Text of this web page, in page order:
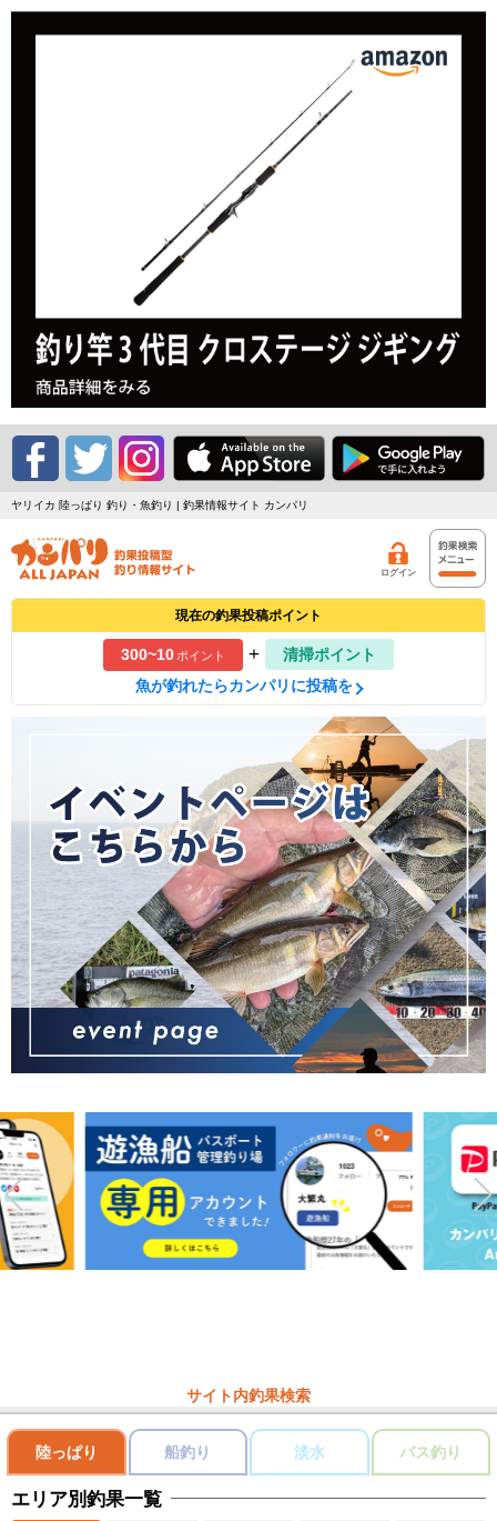
ヤリイカ 陸っぱり 釣り・魚釣り | 釣果情報サイト カンパリ
ログイン
現在の釣果投稿ポイント
300~10ポイント +
清掃ポイント
魚が釣れたらカンパリに投稿を
サイト内釣果検索
陸っぱり 船釣り 淡水 バス釣り
エリア別釣果一覧